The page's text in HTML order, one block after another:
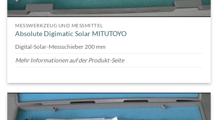
MESSWERKZEUG UND MESSMITTEL
Absolute Digimatic Solar MITUTOYO
Digital-Solar-Messschieber 200 mm
Mehr Informationen auf der Produkt-Seite